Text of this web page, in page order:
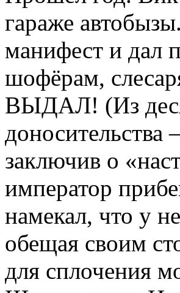
гараже
манифест и дал
шофёрам,
ВЫДАЛ! (Из
заключив о
император
намекал, что у
обещая своим
для сплочения